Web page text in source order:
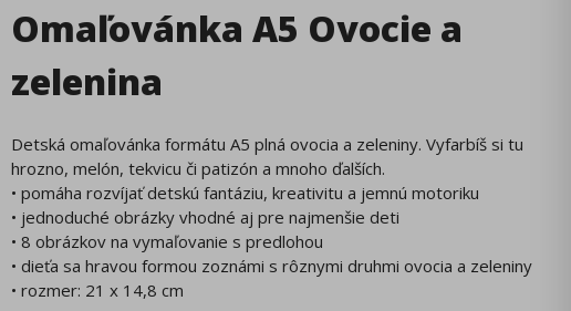
Omaľovánka A5 Ovocie a
zelenina
Detská omaľovánka formátu A5 plná ovocia a zeleniny. Vyfarbíš si tu
hrozno, melón, tekvicu či patizón a mnoho ďalších.
• pomáha rozvíjať detskú fantáziu, kreativitu a jemnú motoriku
• jednoduché obrázky vhodné aj pre najmenšie deti
• 8 obrázkov na vymaľovanie s predlohou
• dieťa sa hravou formou zoznámi s rôznymi druhmi ovocia a zeleniny
• rozmer: 21 x 14,8 cm